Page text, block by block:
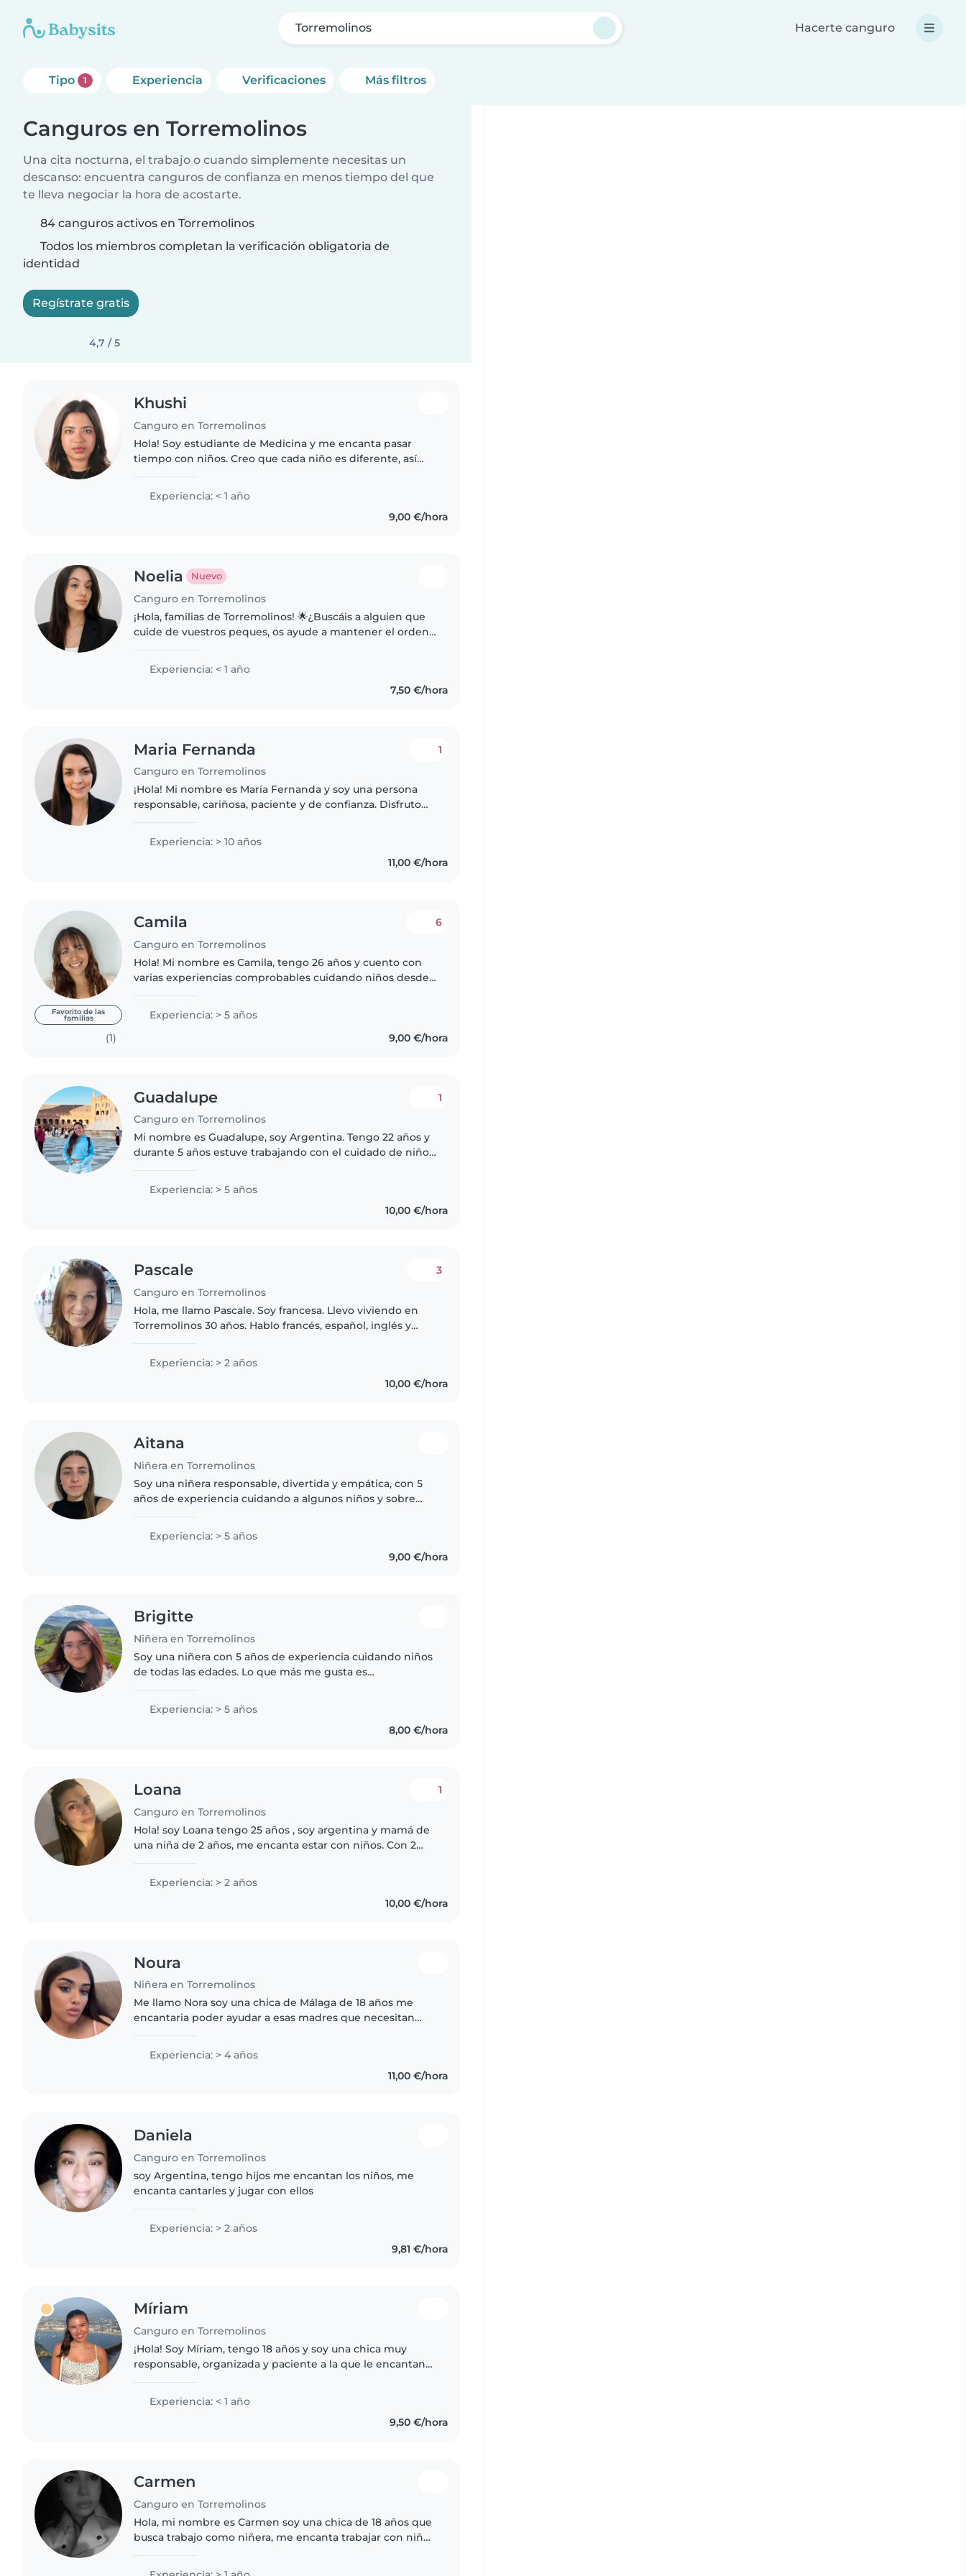
Torremolinos Hacerte canguro
Tipo 1 Experiencia Verificaciones Más filtros
Canguros en Torremolinos
Una cita nocturna, el trabajo o cuando simplemente necesitas un
descanso: encuentra canguros de confianza en menos tiempo del que
te lleva negociar la hora de acostarte.
84 canguros activos en Torremolinos
Todos los miembros completan la verificación obligatoria de
identidad
Regístrate gratis
4,7 / 5
Khushi
Canguro en Torremolinos
Hola! Soy estudiante de Medicina y me encanta pasar
tiempo con niños. Creo que cada niño es diferente, así
momento. Si le apetece correr,..
Experiencia: < 1 año
9,00 €/hora
Noelia Nuevo
Canguro en Torremolinos
¡Hola, familias de Torremolinos! 🌟¿Buscáis a alguien que
cuide de vuestros peques, os ayude a mantener el orden
Experiencia: < 1 año
7,50 €/hora
Maria Fernanda
Canguro en Torremolinos
1
¡Hola! Mi nombre es María Fernanda y soy una persona
responsable, cariñosa, paciente y de confianza. Disfruto
tranquilo y divertido..
Experiencia: > 10 años
11,00 €/hora
Favorito de las
familias
(1)
Camila
Canguro en Torremolinos
6
Hola! Mi nombre es Camila, tengo 26 años y cuento con
varias experiencias comprobables cuidando niños desde 1
organizada..
Experiencia: > 5 años
9,00 €/hora
Guadalupe
Canguro en Torremolinos
1
Mi nombre es Guadalupe, soy Argentina. Tengo 22 años y
durante 5 años estuve trabajando con el cuidado de niños,
amigable. Me gusta..
Experiencia: > 5 años
10,00 €/hora
Pascale
Canguro en Torremolinos
3
Hola, me llamo Pascale. Soy francesa. Llevo viviendo en
Torremolinos 30 años. Hablo francés, español, inglés y
Londres y en..
Experiencia: > 2 años
10,00 €/hora
Aitana
Niñera en Torremolinos
Soy una niñera responsable, divertida y empática, con 5
años de experiencia cuidando a algunos niños y sobre
jugar con los mas..
Experiencia: > 5 años
9,00 €/hora
Brigitte
Niñera en Torremolinos
Soy una niñera con 5 años de experiencia cuidando niños
de todas las edades. Lo que más me gusta es
los deberes, escucharlos..
Experiencia: > 5 años
8,00 €/hora
Loana
Canguro en Torremolinos
1
Hola! soy Loana tengo 25 años , soy argentina y mamá de
una niña de 2 años, me encanta estar con niños. Con 2
escolares y adolescentes...
Experiencia: > 2 años
10,00 €/hora
Noura
Niñera en Torremolinos
Me llamo Nora soy una chica de Málaga de 18 años me
encantaria poder ayudar a esas madres que necesitan
que le encantan los niños..
Experiencia: > 4 años
11,00 €/hora
Daniela
Canguro en Torremolinos
soy Argentina, tengo hijos me encantan los niños, me
encanta cantarles y jugar con ellos
Experiencia: > 2 años
9,81 €/hora
Míriam
Canguro en Torremolinos
¡Hola! Soy Míriam, tengo 18 años y soy una chica muy
responsable, organizada y paciente a la que le encantan
tenido primitos..
Experiencia: < 1 año
9,50 €/hora
Carmen
Canguro en Torremolinos
Hola, mi nombre es Carmen soy una chica de 18 años que
busca trabajo como niñera, me encanta trabajar con niños
hermanos pequeños, primos,..